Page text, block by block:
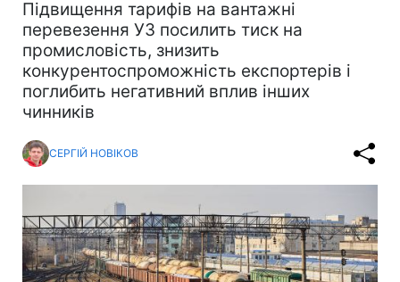
Підвищення тарифів на вантажні
перевезення УЗ посилить тиск на
промисловість, знизить
конкурентоспроможність експортерів і
поглибить негативний вплив інших
чинників
СЕРГІЙ НОВІКОВ